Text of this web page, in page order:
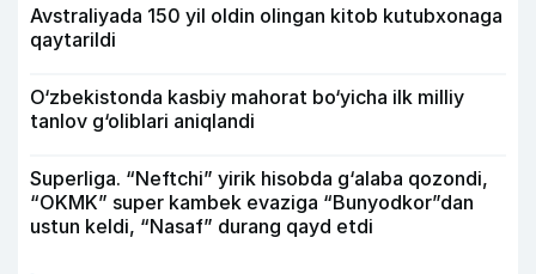
Avstraliyada 150 yil oldin olingan kitob kutubxonaga
qaytarildi
O‘zbekistonda kasbiy mahorat bo‘yicha ilk milliy
tanlov g‘oliblari aniqlandi
Superliga. “Neftchi” yirik hisobda g‘alaba qozondi,
“OKMK” super kambek evaziga “Bunyodkor”dan
ustun keldi, “Nasaf” durang qayd etdi